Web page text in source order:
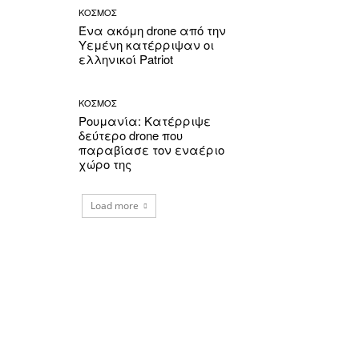
ΚΟΣΜΟΣ
Ένα ακόμη drone από την
Υεμένη κατέρριψαν οι
ελληνικοί Patriot
ΚΟΣΜΟΣ
Ρουμανία: Κατέρριψε
δεύτερο drone που
παραβίασε τον εναέριο
χώρο της
Load more